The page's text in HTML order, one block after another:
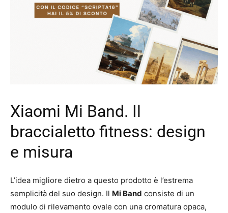
Xiaomi Mi Band. Il
braccialetto fitness: design
e misura
L’idea migliore dietro a questo prodotto è l’estrema
semplicità del suo design. Il Mi Band consiste di un
modulo di rilevamento ovale con una cromatura opaca,